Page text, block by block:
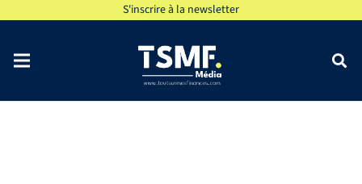
S'inscrire à la newsletter